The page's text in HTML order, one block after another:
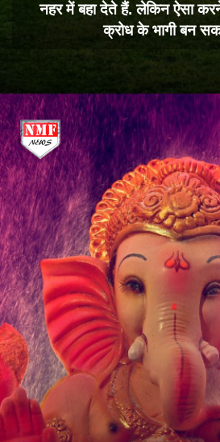
नहर में बहा देते हैं. लेकिन ऐसा
क्रोध के भागी बन